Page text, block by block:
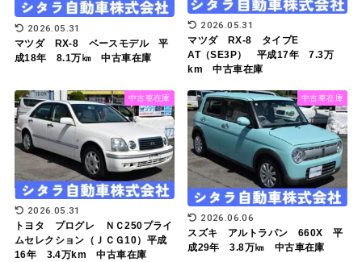
2026.05.31
マツダ RX-8 ベースモデル 平
成18年 8.1万㎞ 中古車在庫
2026.05.31
マツダ RX-8 タイプE
AT（SE3P） 平成17年 7.3万
km 中古車在庫
中古車在庫
2026.05.31
トヨタ プログレ ＮＣ250プライ
ムセレクション（ＪＣＧ10）平成
16年 3.4万km 中古車在庫
中古車在庫
2026.06.06
スズキ アルトラパン 660X 平
成29年 3.8万㎞ 中古車在庫